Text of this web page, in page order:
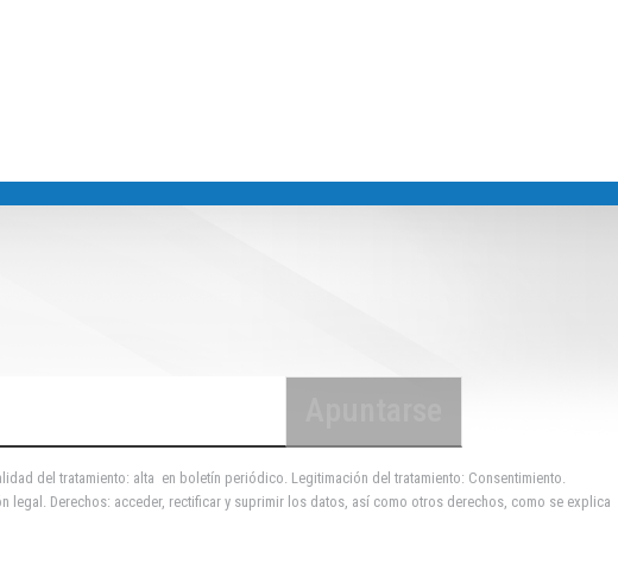
del tratamiento: alta en boletín periódico. Legitimación del tratamiento: Consentimiento.
legal. Derechos: acceder, rectificar y suprimir los datos, así como otros derechos, como se explica